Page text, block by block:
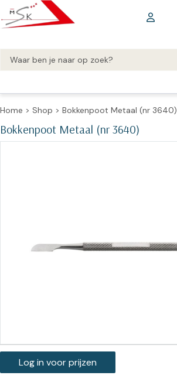
Home > Shop > Bokkenpoot Metaal (nr 3640)
Bokkenpoot Metaal (nr 3640)
Log in voor prijzen